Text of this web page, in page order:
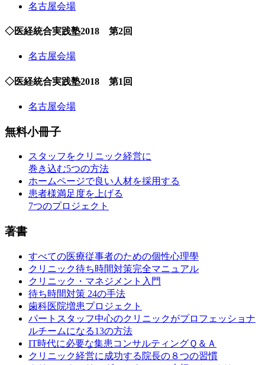
名古屋会場
◇医経統合実践塾2018 第2回
名古屋会場
◇医経統合実践塾2018 第1回
名古屋会場
無料小冊子
スタッフをクリニック経営に
巻き込む5つの方法
ホームページで良い人材を採用する
患者様満足度を上げる
7つのプロジェクト
著書
すべての医療従事者のための個性心理學
クリニック待ち時間対策完全マニュアル
クリニック・マネジメント入門
待ち時間対策 24の手法
歯科医院増患プロジェクト
パートスタッフ中心のクリニックがプロフェッショナ
ルチームになる13の方法
IT時代に必要な集患コンサルティングＱ＆Ａ
クリニック経営に成功する院長の８つの習慣